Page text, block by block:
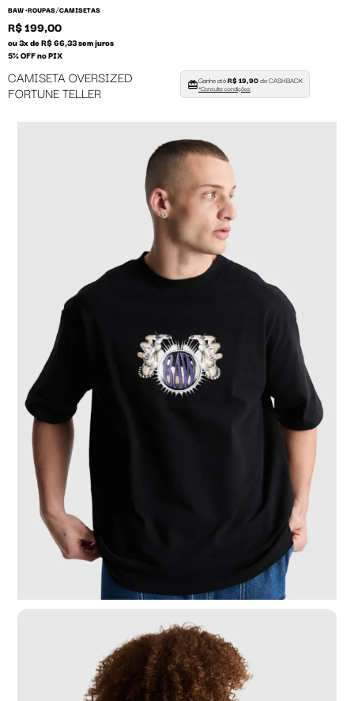
BAW •ROUPAS/CAMISETAS
R$ 199,00
ou 3x de R$ 66,33 sem juros
5% OFF no PIX
CAMISETA OVERSIZED
FORTUNE TELLER
Ganhe atéR$ 19,90de CASHBACK
*Consulte condições